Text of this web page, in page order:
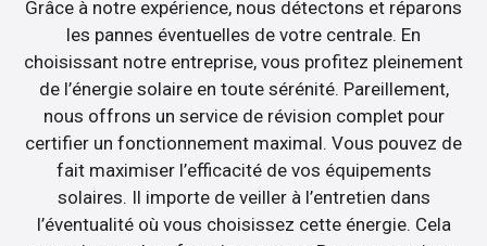
Grâce à notre expérience, nous détectons et réparons
les pannes éventuelles de votre centrale. En
choisissant notre entreprise, vous profitez pleinement
de l’énergie solaire en toute sérénité. Pareillement,
nous offrons un service de révision complet pour
certifier un fonctionnement maximal. Vous pouvez de
fait maximiser l’efficacité de vos équipements
solaires. Il importe de veiller à l’entretien dans
l’éventualité où vous choisissez cette énergie. Cela